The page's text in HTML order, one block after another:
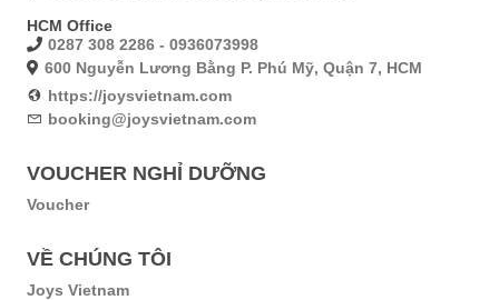
HCM Office
0287 308 2286 - 0936073998
600 Nguyễn Lương Bằng P. Phú Mỹ, Quận 7, HCM
https://joysvietnam.com
booking@joysvietnam.com
VOUCHER NGHỈ DƯỠNG
Voucher
VỀ CHÚNG TÔI
Joys Vietnam